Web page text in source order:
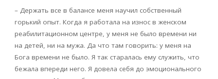
– Держать все в балансе меня научил собственный
горький опыт. Когда я работала на износ в женском
реабилитационном центре, у меня не было времени ни
на детей, ни на мужа. Да что там говорить: у меня на
Бога времени не было. Я так старалась ему служить, что
бежала впереди него. Я довела себя до эмоционального